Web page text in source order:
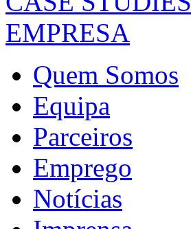
EMPRESA
Quem Somos
Equipa
Parceiros
Emprego
Notícias